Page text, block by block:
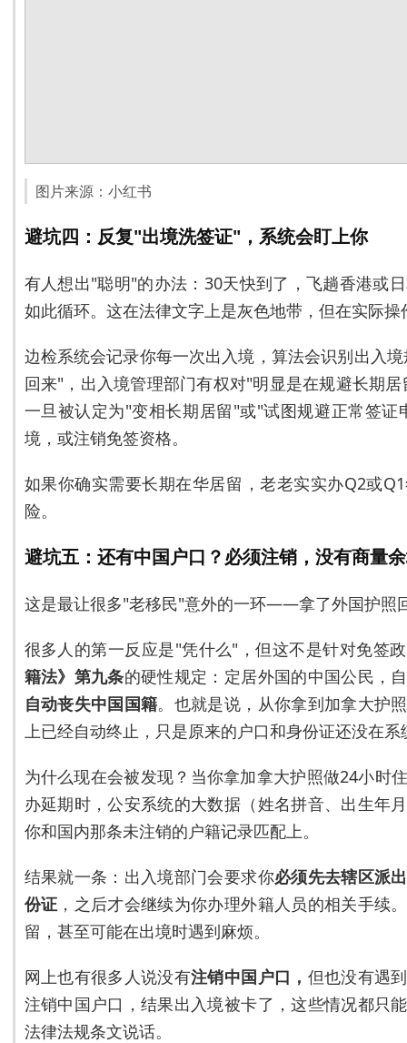
图片来源：小红书
避坑四：反复"出境洗签证"，系统会盯上你
有人想出"聪明"的办法：30天快到了，飞趟香港或
如此循环。这在法律文字上是灰色地带，但在实际
边检系统会记录你每一次出入境，算法会识别出入
回来"，出入境管理部门有权对"明显是在规避长期
一旦被认定为"变相长期居留"或"试图规避正常签
境，或注销免签资格。
如果你确实需要长期在华居留，老老实实办Q2或
险。
避坑五：还有中国户口？必须注销，没有商量
这是最让很多"老移民"意外的一环——拿了外国护照
很多人的第一反应是"凭什么"，但这不是针对免签
籍法》第九条的硬性规定：定居外国的中国公民，
自动丧失中国国籍。也就是说，从你拿到加拿大护
上已经自动终止，只是原来的户口和身份证还没在系
为什么现在会被发现？当你拿加拿大护照做24小时
办延期时，公安系统的大数据（姓名拼音、出生年
你和国内那条未注销的户籍记录匹配上。
结果就一条：出入境部门会要求你必须先去辖区派
份证 ，之后才会继续为你办理外籍人员的相关手续
留，甚至可能在出境时遇到麻烦。
网上也有很多人说没有注销中国户口， 但也没有遇
注销中国户口，结果出入境被卡了，这些情况都只
法律法规条文说话。